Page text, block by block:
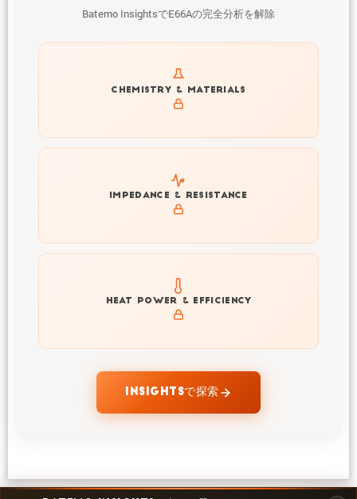
Batemo InsightsでE66Aの完全分析を解除
CHEMISTRY & MATERIALS
Get to know active materials for the E66A
IMPEDANCE & RESISTANCE
Explore impedance spectrum and DCIR (SOC, T) of
E66A
HEAT POWER & EFFICIENCY
Explore heat generation and cell efficiency at different
temperatures and powers of E66A
INSIGHTSで探索